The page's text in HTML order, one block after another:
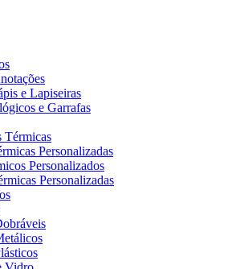
e Lapiseiras
e Garrafas
Térmicas
Personalizadas
Personalizados
Personalizadas